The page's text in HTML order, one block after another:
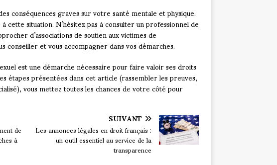
conséquences graves sur votre santé mentale et physique.
situation. N’hésitez pas à consulter un professionnel de
d’associations de soutien aux victimes de
et vous accompagner dans vos démarches.
est une démarche nécessaire pour faire valoir ses droits
étapes présentées dans cet article (rassembler les preuves,
vous mettez toutes les chances de votre côté pour
de
à
SUIVANT
Les annonces légales en droit français :
un outil essentiel au service de la
transparence